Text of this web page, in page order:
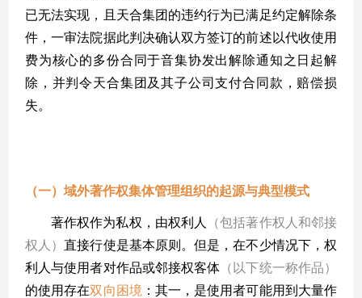
已无法实现，且天合集团的违约行为已满足约定解除条
件，一审法院据此判决确认双方签订的前述以代收使用
费为核心的多份合同于音集协发出解除通知之日起解
除，并判令天合集团及其子公司支付合同款，赔偿损
失。
（一）域外著作权集体管理组织的起源与典型模式
著作权作为私权，由权利人
（包括著作权人和邻接
权人）直接行使是基本原则。但是，在不少情况下，权
利人与使用者对作品或邻接权客体 （以下统一称作品）
的使用存在双向困境 ：其一，是使用者可能用到大量作